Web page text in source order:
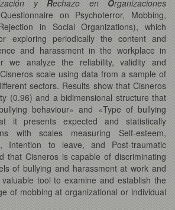
y Rechazo en Organizaciones
on Psychoterror, Mobbing,
in Social Organizations), which
exploring periodically the content and
and harassment in the workplace in
we analyze the reliability, validity and
scale using data from a sample of
sectors. Results show that Cisneros
(0.96) and a bidimensional structure that
behaviour» and «Type of bullying
it presents expected and statistically
with scales measuring Self-esteem,
Intention to leave, and Post-traumatic
that Cisneros is capable of discriminating
of bullying and harassment at work and
tool to examine and establish the
of mobbing at organizational or individual